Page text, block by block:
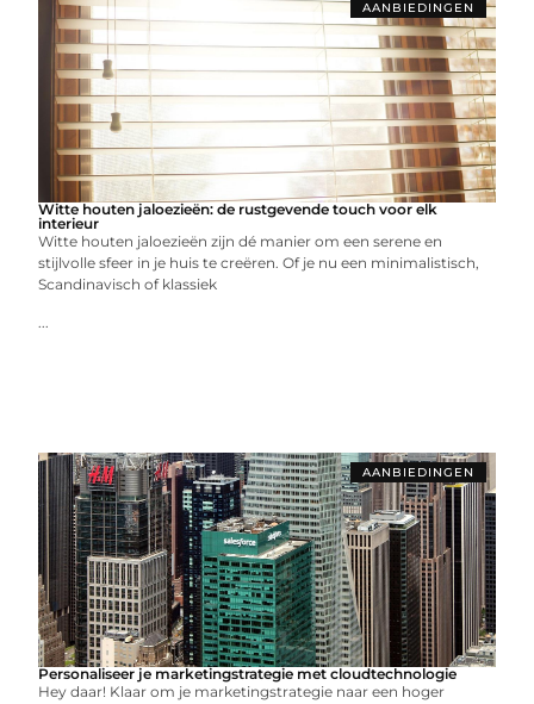
AANBIEDINGEN
Witte houten jaloezieën: de rustgevende touch voor elk
interieur
Witte houten jaloezieën zijn dé manier om een serene en
stijlvolle sfeer in je huis te creëren. Of je nu een minimalistisch,
Scandinavisch of klassiek
...
AANBIEDINGEN
Personaliseer je marketingstrategie met cloudtechnologie
Hey daar! Klaar om je marketingstrategie naar een hoger